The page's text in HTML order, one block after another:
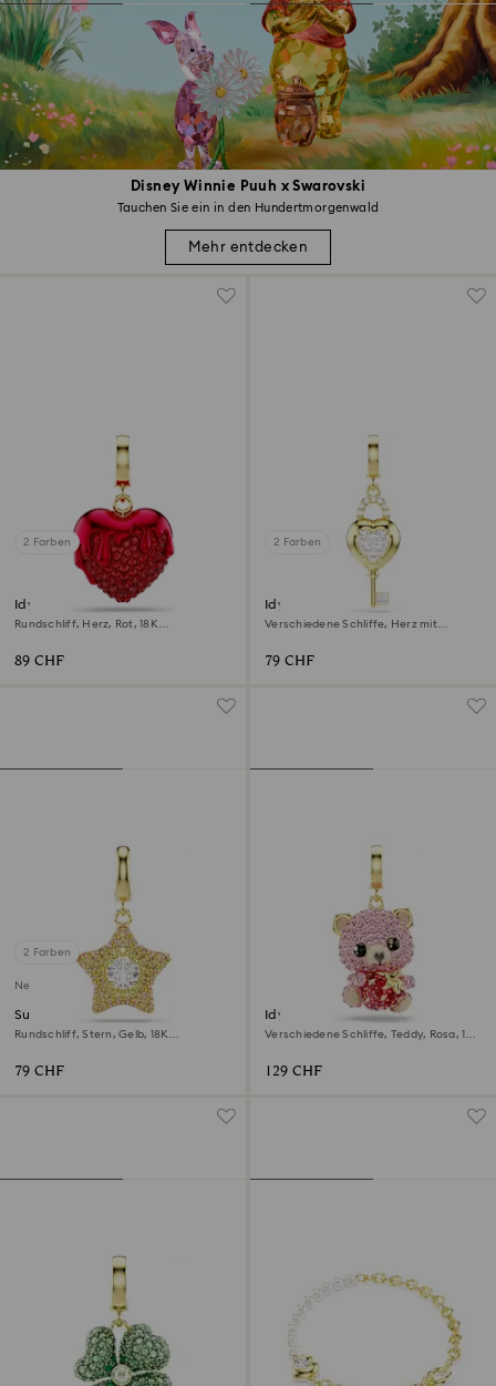
Disney Winnie Puuh x Swarovski
Tauchen Sie ein in den Hundertmorgenwald
Mehr entdecken
2 Farben
Idyllia Charm
Rundschliff, Herz, Rot, 18K
89 CHF
2 Farben
Idyllia Charm
Verschiedene Schliffe, Herz mit
79 CHF
2 Farben
Neu
Sublima Charm
Rundschliff, Stern, Gelb, 18K
79 CHF
Idyllia Charm
Verschiedene Schliffe, Teddy, Rosa, 18K
129 CHF